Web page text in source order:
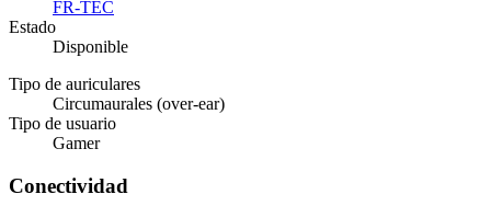
FR-TEC
Estado
Disponible
Tipo de auriculares
Circumaurales (over-ear)
Tipo de usuario
Gamer
Conectividad